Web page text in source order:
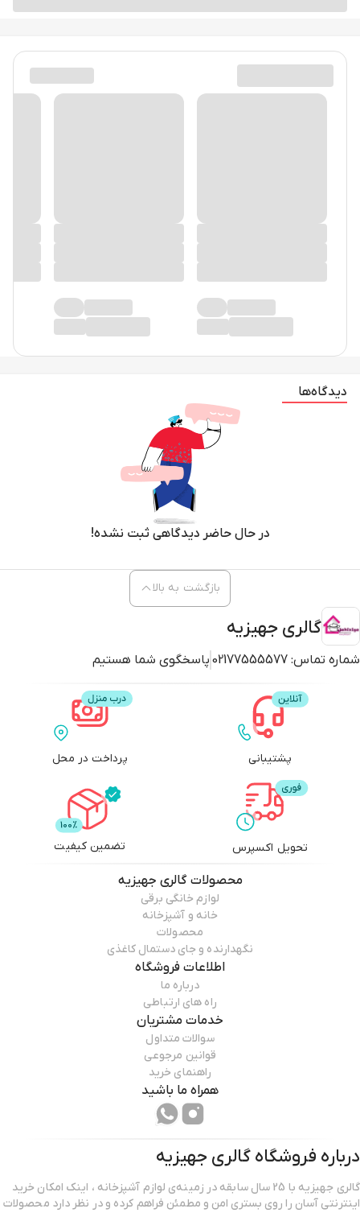
دیدگاه‌ها
در حال حاضر دیدگاهی ثبت نشده!
گالری جهیزیه
شماره تماس: 02177555577 پاسخگوی شما هستیم
بازگشت به بالا
پشتیبانی پرداخت در محل
تحویل اکسپرس تضمین کیفیت
محصولاتگالری جهیزیه
لوازم خانگی برقی
خانه و آشپزخانه
محصولات
نگهدارنده و جای دستمال کاغذی
اطلاعات فروشگاه
درباره ما
راه های ارتباطی
خدمات مشتریان
سوالات متداول
قوانین مرجوعی
راهنمای خرید
همراه ما باشید
درباره فروشگاه گالری جهیزیه
گالری جهیزیه با 25 سال سابقه در زمینه‌ی لوازم آشپزخانه ، اینک امکان خرید
اینترنتی آسان را روی بستری امن و مطمئن فراهم کرده و در نظر دارد محصولات